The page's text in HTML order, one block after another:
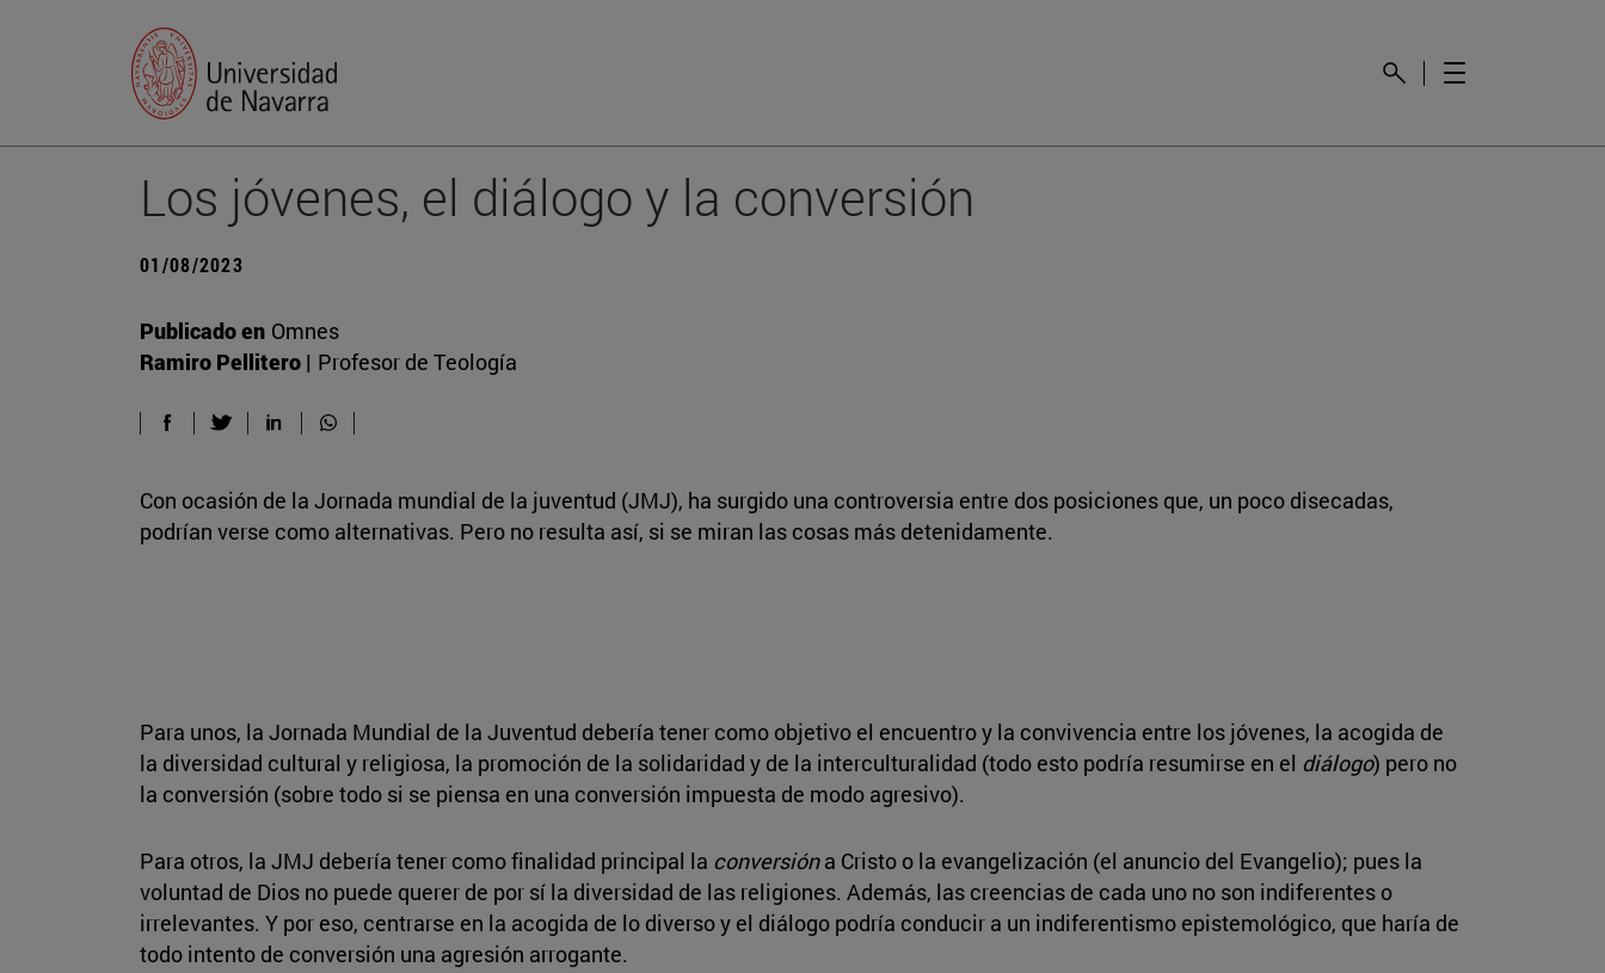
Los jóvenes, el diálogo y la conversión
01/08/2023
Publicado en Omnes
Ramiro Pellitero | Profesor de Teología
Con ocasión de la Jornada mundial de la juventud (JMJ), ha surgido una controversia entre dos posiciones que, un poco disecadas,
podrían verse como alternativas. Pero no resulta así, si se miran las cosas más detenidamente.
Para unos, la Jornada Mundial de la Juventud debería tener como objetivo el encuentro y la convivencia entre los jóvenes, la acogida de
la diversidad cultural y religiosa, la promoción de la solidaridad y de la interculturalidad (todo esto podría resumirse en el diálogo) pero no
la conversión (sobre todo si se piensa en una conversión impuesta de modo agresivo).
Para otros, la JMJ debería tener como finalidad principal la conversióna Cristo o la evangelización (el anuncio del Evangelio); pues la
voluntad de Dios no puede querer de por sí la diversidad de las religiones. Además, las creencias de cada uno no son indiferentes o
irrelevantes. Y por eso, centrarse en la acogida de lo diverso y el diálogo podría conducir a un indiferentismo epistemológico, que haría de
todo intento de conversión una agresión arrogante.